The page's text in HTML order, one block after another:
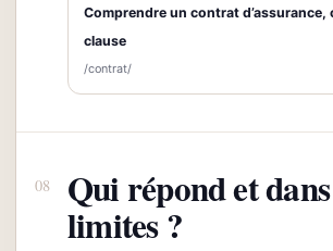
Comprendre un contrat d’assurance,
clause
/contrat/
Qui répond et
limites ?